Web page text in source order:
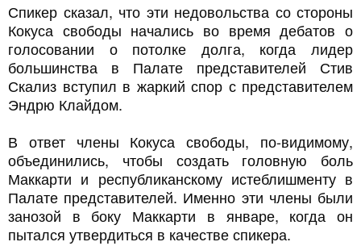
Спикер сказал, что эти недовольства со стороны
Кокуса свободы начались во время дебатов о
голосовании о потолке долга, когда лидер
большинства в Палате представителей Стив
Скализ вступил в жаркий спор с представителем
Эндрю Клайдом.
В ответ члены Кокуса свободы, по-видимому,
объединились, чтобы создать головную боль
Маккарти и республиканскому истеблишменту в
Палате представителей. Именно эти члены были
занозой в боку Маккарти в январе, когда он
пытался утвердиться в качестве спикера.